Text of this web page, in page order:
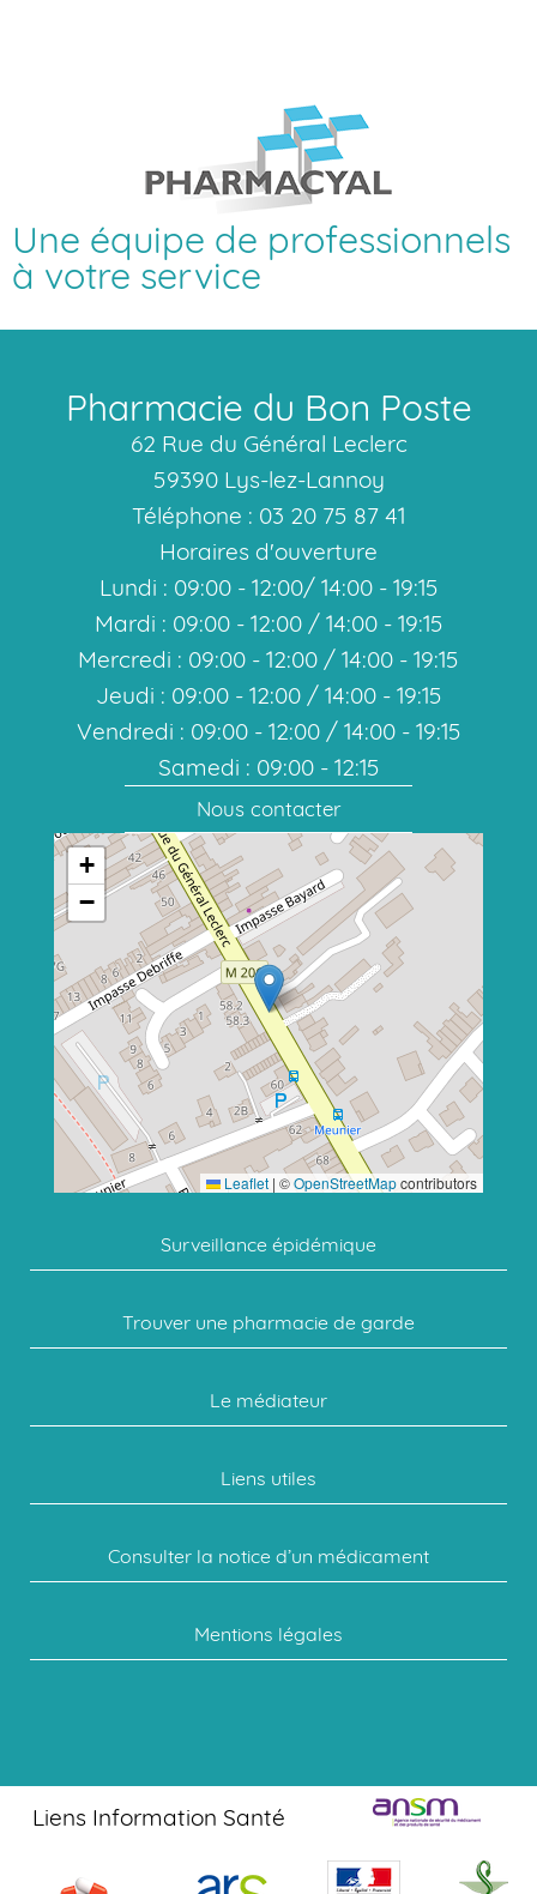
Une équipe de professionnels
à votre service
+
−
Leaflet | ©OpenStreetMapcontributors
Surveillance épidémique
Trouver une pharmacie de garde
Le médiateur
Liens utiles
Consulter la notice d’un médicament
Mentions légales
Pharmacie du Bon Poste
62 Rue du Général Leclerc
59390 Lys-lez-Lannoy
Téléphone : 03 20 75 87 41
Horaires d'ouverture
Lundi : 09:00 - 12:00/ 14:00 - 19:15
Mardi : 09:00 - 12:00 / 14:00 - 19:15
Mercredi : 09:00 - 12:00 / 14:00 - 19:15
Jeudi : 09:00 - 12:00 / 14:00 - 19:15
Vendredi : 09:00 - 12:00 / 14:00 - 19:15
Samedi : 09:00 - 12:15
Nous contacter
Liens Information Santé